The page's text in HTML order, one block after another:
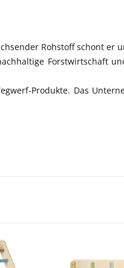
Rohstoff schont er
Forstwirtschaft
Produkte. Das